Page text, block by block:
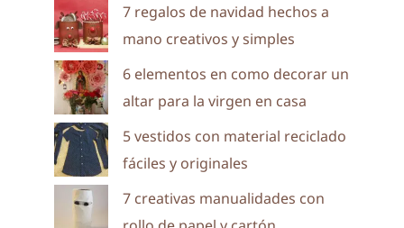
7 regalos de navidad hechos a
mano creativos y simples
6 elementos en como decorar un
altar para la virgen en casa
5 vestidos con material reciclado
fáciles y originales
7 creativas manualidades con